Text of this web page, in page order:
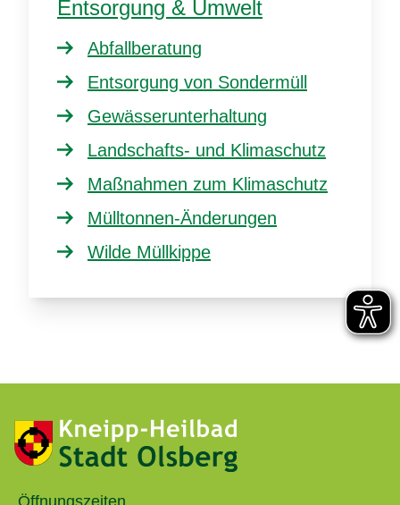
Entsorgung & Umwelt
Abfallberatung
Entsorgung von Sondermüll
Gewässerunterhaltung
Landschafts- und Klimaschutz
Maßnahmen zum Klimaschutz
Mülltonnen-Änderungen
Wilde Müllkippe